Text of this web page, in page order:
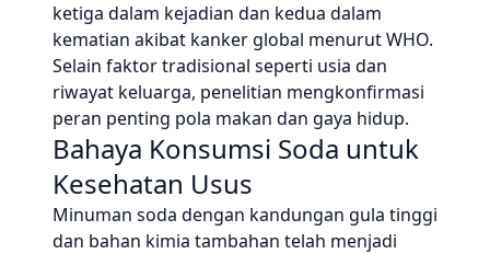
ketiga dalam kejadian dan kedua dalam
kematian akibat kanker global menurut WHO.
Selain faktor tradisional seperti usia dan
riwayat keluarga, penelitian mengkonfirmasi
peran penting pola makan dan gaya hidup.
Bahaya Konsumsi Soda untuk
Kesehatan Usus
Minuman soda dengan kandungan gula tinggi
dan bahan kimia tambahan telah menjadi